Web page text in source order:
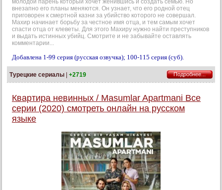
молодой парень который хочет женившись и создать семью. Но
внезапно его планы меняются. Он узнает, что его родной отец
приговорен к смертной казни за убийство которого не совершал.
Махир начинает борьбу за честное имя отца, и тем самым хочет
спасти отца от клеветы. Для этого Махиру нужно найти преступников
и выдать истинных убийц. Смотрите и не забывайте оставлять
комментарии...
Добавлена 1-99 серия (русская озвучка); 100-115 серия (суб).
Турецкие сериалы +2719 Подробнее...
Квартира невинных / Masumlar Apartmani Все
серии (2020) смотреть онлайн на русском
языке